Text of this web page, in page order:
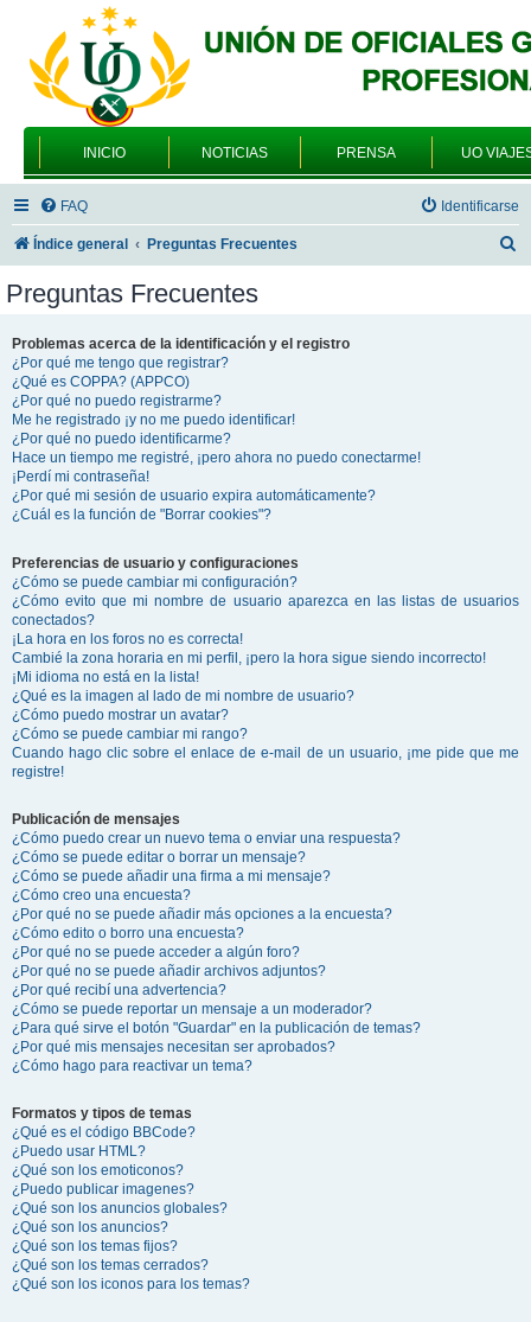
INICIO NOTICIAS PRENSA UO
FAQ Identificarse
Índice general Preguntas Frecuentes
Preguntas Frecuentes
Problemas acerca de la identificación y el registro
¿Por qué me tengo que registrar?
¿Qué es COPPA? (APPCO)
¿Por qué no puedo registrarme?
Me he registrado ¡y no me puedo identificar!
¿Por qué no puedo identificarme?
Hace un tiempo me registré, ¡pero ahora no puedo conectarme!
¡Perdí mi contraseña!
¿Por qué mi sesión de usuario expira automáticamente?
¿Cuál es la función de "Borrar cookies"?
Preferencias de usuario y configuraciones
¿Cómo se puede cambiar mi configuración?
¿Cómo evito que mi nombre de usuario aparezca en las listas de usuarios
conectados?
¡La hora en los foros no es correcta!
Cambié la zona horaria en mi perfil, ¡pero la hora sigue siendo incorrecto!
¡Mi idioma no está en la lista!
¿Qué es la imagen al lado de mi nombre de usuario?
¿Cómo puedo mostrar un avatar?
¿Cómo se puede cambiar mi rango?
Cuando hago clic sobre el enlace de e-mail de un usuario, ¡me pide que me
registre!
Publicación de mensajes
¿Cómo puedo crear un nuevo tema o enviar una respuesta?
¿Cómo se puede editar o borrar un mensaje?
¿Cómo se puede añadir una firma a mi mensaje?
¿Cómo creo una encuesta?
¿Por qué no se puede añadir más opciones a la encuesta?
¿Cómo edito o borro una encuesta?
¿Por qué no se puede acceder a algún foro?
¿Por qué no se puede añadir archivos adjuntos?
¿Por qué recibí una advertencia?
¿Cómo se puede reportar un mensaje a un moderador?
¿Para qué sirve el botón "Guardar" en la publicación de temas?
¿Por qué mis mensajes necesitan ser aprobados?
¿Cómo hago para reactivar un tema?
Formatos y tipos de temas
¿Qué es el código BBCode?
¿Puedo usar HTML?
¿Qué son los emoticonos?
¿Puedo publicar imagenes?
¿Qué son los anuncios globales?
¿Qué son los anuncios?
¿Qué son los temas fijos?
¿Qué son los temas cerrados?
¿Qué son los iconos para los temas?